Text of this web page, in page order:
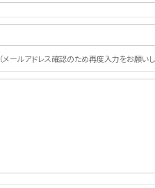
（メールアドレス確認のため再度入力をお願い